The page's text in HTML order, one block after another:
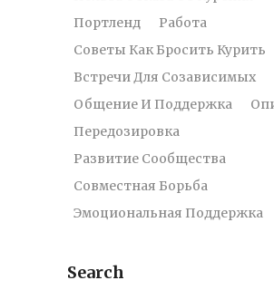
Портленд
Работа
Советы Как Бросить Курить
Встречи Для Созависимых
Общение И Поддержка
Передозировка
Развитие Сообщества
Совместная Борьба
Эмоциональная Поддержка
Search